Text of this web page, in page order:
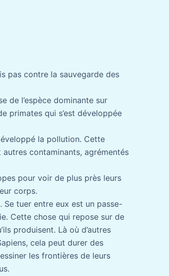
pas contre la sauvegarde des
de l’espèce dominante sur
primates qui s’est développée
la pollution. Cette
contaminants, agrémentés
pour voir de plus près leurs
corps.
tuer entre eux est un passe-
Cette chose qui repose sur de
produisent. Là où d’autres
cela peut durer des
les frontières de leurs